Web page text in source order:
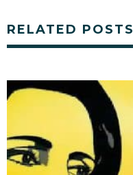
RELATED POSTS